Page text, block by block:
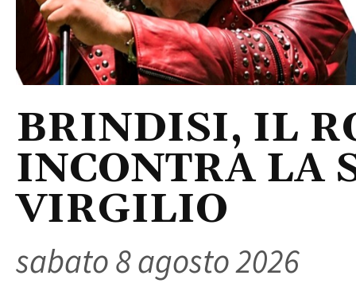
BRINDISI, IL
INCONTRA LA
VIRGILIO
sabato 8 agosto 2026